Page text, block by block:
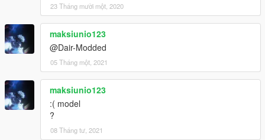
23 Tháng mười một, 2020
maksiunio123
@Dair-Modded
05 Tháng một, 2021
maksiunio123
:( model
?
08 Tháng tư, 2021